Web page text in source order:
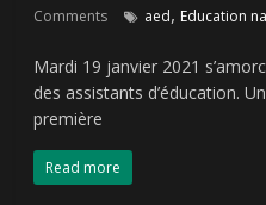
Comments
aed, Education
Mardi 19 janvier 2021
des assistants d’éducation.
première
Read more